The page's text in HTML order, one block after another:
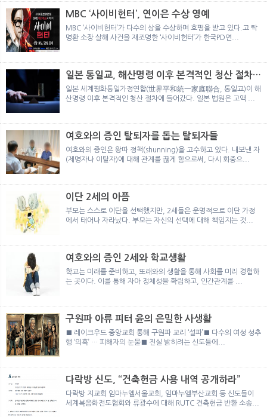
MBC ‘사이비헌터’, 연이은 수상 영예
MBC ‘사이비헌터’가 다수의 상을 수상하며 호평을 받고 있다.고 탁
명환 소장 살해 사건을 재조명한 ‘사이비헌터’가 한국PD연...
일본 통일교, 해산명령 이후 본격적인 청산 절차
돌입
일본 세계평화통일가정연합(世界平和統一家庭聯合, 통일교)이 해
산명령 이후 본격적인 청산 절차에 들어갔다. 일본 법원은 고액 ...
여호와의 증인 탈퇴자를 돕는 탈퇴자들
여호와의 증인은 왕따 정책(shunning)을 고수하고 있다. 내보낸 자
(제명자나 이탈자)에 대해 관계를 끊게 함으로써, 다시 회중으...
이단 2세의 아픔
부모는 스스로 이단을 선택했지만, 2세들은 운명적으로 이단 가정
에서 태어나 자라났다. 부모는 자신의 선택에 대해 책임지는 것...
여호와의 증인 2세와 학교생활
학교는 미래를 준비하고, 또래와의 생활을 통해 사회를 미리 경험하
는 곳이다. 이를 통해 자아 정체성을 확립하고, 인간관계를 ...
구원파 아류 피터 윤의 은밀한 사생활
■ 레이크우드 중앙교회 통해 구원파 교리 ‘설파’■ 다수의 여성 성추
행 ‘의혹’ … 피해자의 눈물■ 진실 밝히려는 신도들에...
다락방 신도, “건축헌금 사용 내역 공개하라”
다락방 지교회 임마누엘서울교회, 임마누엘부산교회 등 신도들이
세계복음화전도협회와 류광수에 대해 RUTC 건축헌금 반환 소송...